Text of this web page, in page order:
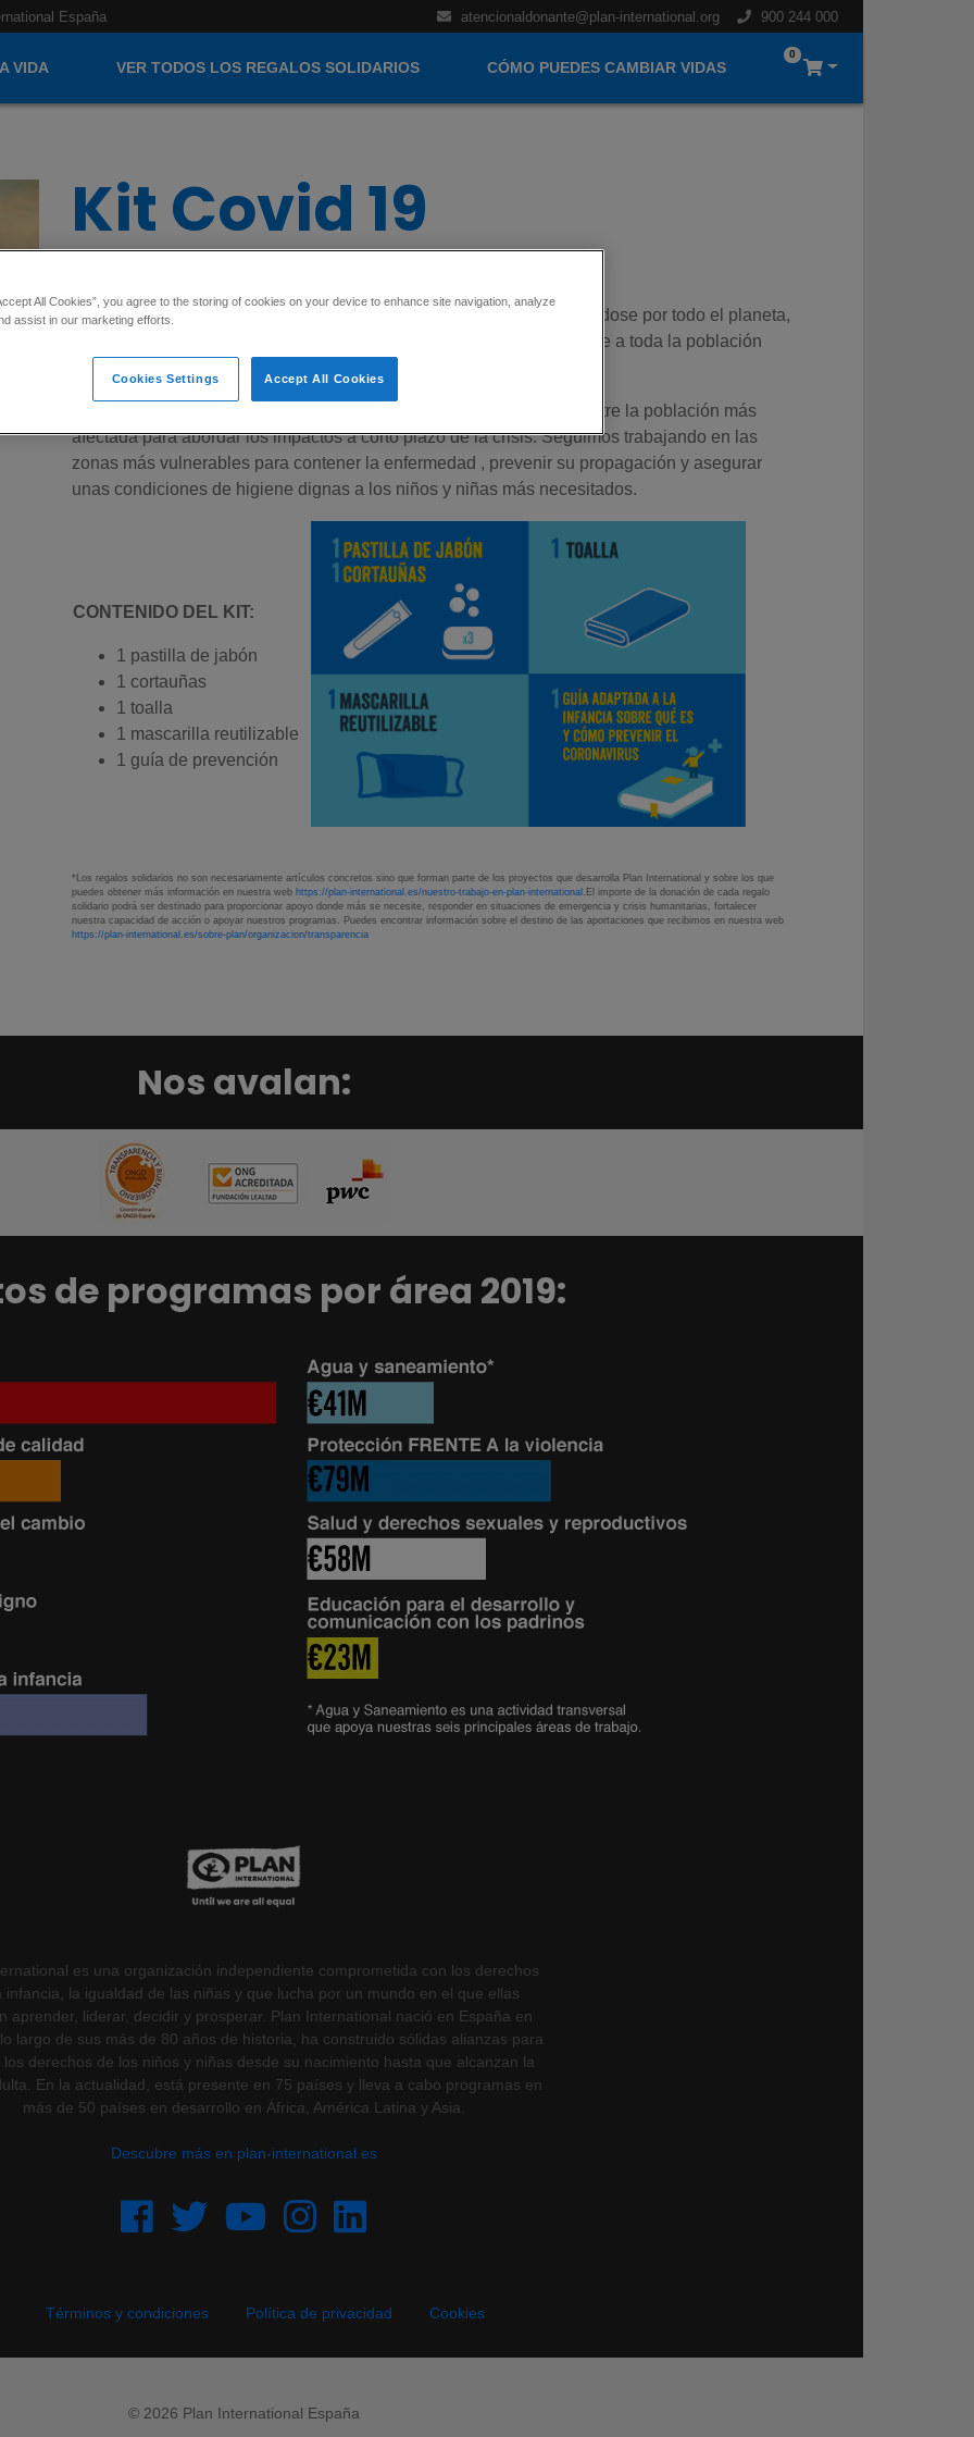
España atencionaldonante@plan-international.org 900 244 000
VIDA VER TODOS LOS REGALOS SOLIDARIOS CÓMO PUEDES CAMBIAR VIDAS
0
Kit Covid 19
A medida que la pandemia de la COVID-19 ha continuado extendiéndose por todo el planeta,
sus efectos sociales, económicos y políticos han afectado gravemente a toda la población
Nuestro Plan COVID-19 incluye la distribución de millones de kits entre la población más
afectada para abordar los impactos a corto plazo de la crisis. Seguimos trabajando en las
zonas más vulnerables para contener la enfermedad , prevenir su propagación y asegurar
unas condiciones de higiene dignas a los niños y niñas más necesitados.
CONTENIDO DEL KIT:
1 pastilla de jabón
1 cortauñas
1 toalla
1 mascarilla reutilizable
1 guía de prevención
*Los regalos solidarios no son necesariamente artículos concretos sino que forman parte de los proyectos que desarrolla Plan International y sobre los que
puedes obtener más información en nuestra web https://plan-international.es/nuestro-trabajo-en-plan-international .El importe de la donación de cada regalo
solidario podrá ser destinado para proporcionar apoyo donde más se necesite, responder en situaciones de emergencia y crisis humanitarias, fortalecer
nuestra capacidad de acción o apoyar nuestros programas. Puedes encontrar información sobre el destino de las aportaciones que recibimos en nuestra web
https://plan-international.es/sobre-plan/organizacion/transparencia
Nos avalan:
de programas por área 2019:
es una organización independiente comprometida con los derechos
infancia, la igualdad de las niñas y que lucha por un mundo en el que ellas
aprender, liderar, decidir y prosperar. Plan International nació en España en
largo de sus más de 80 años de historia, ha construido sólidas alianzas para
los derechos de los niños y niñas desde su nacimiento hasta que alcanzan la
En la actualidad, está presente en 75 países y lleva a cabo programas en
más de 50 países en desarrollo en África, América Latina y Asia.
Descubre más en plan-international.es
Términos y condiciones Política de privacidad Cookies
© 2026 Plan International España
All Cookies”, you agree to the storing of cookies on your device to enhance site navigation, analyze
assist in our marketing efforts.
Accept All Cookies
Cookies Settings